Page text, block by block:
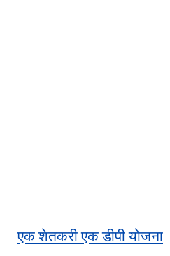
एक शेतकरी एक डीपी योजना